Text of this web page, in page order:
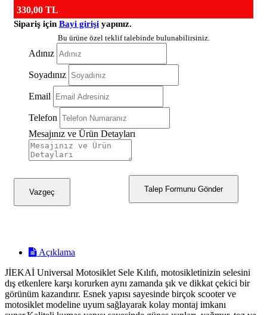
330,00 TL
Sipariş için Bayi girişi yapınız.
Bu ürüne özel teklif talebinde bulunabilirsiniz.
Adınız
Soyadınız
Email
Telefon
Mesajınız ve Ürün Detayları
Talep Formunu Gönder
Vazgeç
Açıklama
JİEKAİ Universal Motosiklet Sele Kılıfı, motosikletinizin selesini
dış etkenlere karşı korurken aynı zamanda şık ve dikkat çekici bir
görünüm kazandırır. Esnek yapısı sayesinde birçok scooter ve
motosiklet modeline uyum sağlayarak kolay montaj imkanı